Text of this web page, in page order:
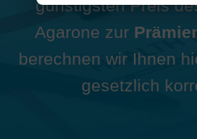
günstigsten Preis
Agarone zur
berechnen wir Ihnen
gesetzlich